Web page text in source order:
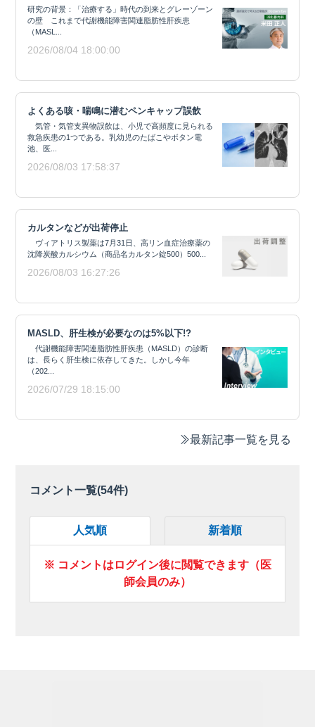
研究の背景：「治療する」時代の到来とグレーゾーン
の壁 これまで代謝機能障害関連脂肪性肝疾患
（MASL...
2026/08/04 18:00:00
よくある咳・喘鳴に潜むペンキャップ誤飲
気管・気管支異物誤飲は、小児で高頻度に見られる
救急疾患の1つである。乳幼児のたばこやボタン電
池、医...
2026/08/03 17:58:37
カルタンなどが出荷停止
ヴィアトリス製薬は7月31日、高リン血症治療薬の
沈降炭酸カルシウム（商品名カルタン錠500）500...
2026/08/03 16:27:26
MASLD、肝生検が必要なのは5%以下!?
代謝機能障害関連脂肪性肝疾患（MASLD）の診断
は、長らく肝生検に依存してきた。しかし今年
（202...
2026/07/29 18:15:00
最新記事一覧を見る
コメント一覧(54件)
人気順 新着順
※ コメントはログイン後に閲覧できます（医
師会員のみ）